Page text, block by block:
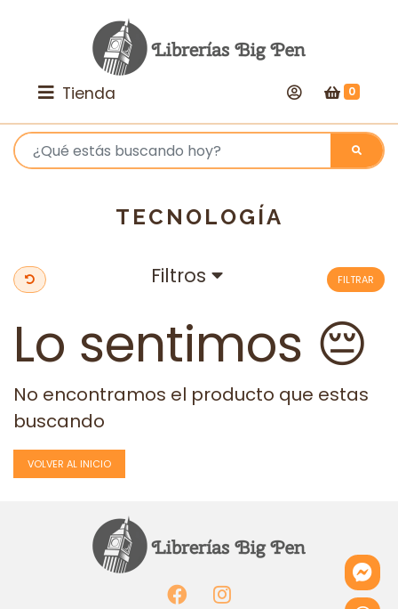
Tienda 0
TECNOLOGÍA
Filtros FILTRAR
Lo sentimos 😔
No encontramos el producto que estas
buscando
VOLVER AL INICIO